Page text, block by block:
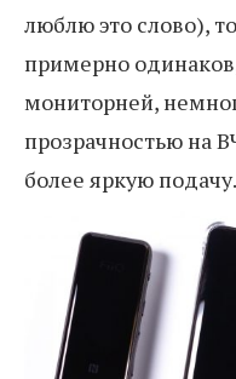
люблю это слово),
примерно
мониторней,
прозрачностью на
более яркую подачу.